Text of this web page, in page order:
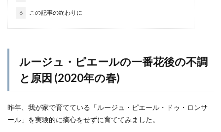
6 この記事の終わりに
ルージュ・ピエールの一番花後の不調
と原因 (2020年の春)
昨年、我が家で育てている「ルージュ・ピエール・ドゥ・ロンサ
ール」を実験的に摘心をせずに育ててみました。